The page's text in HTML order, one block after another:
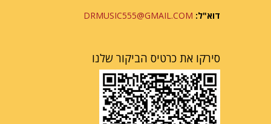
דוא"ל: DRMUSIC555@GMAIL.COM
סירקו את כרטיס הביקור שלנו